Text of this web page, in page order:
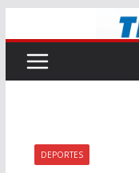
al
contenido
DEPORTES